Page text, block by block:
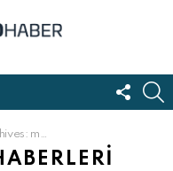
US
haberleri